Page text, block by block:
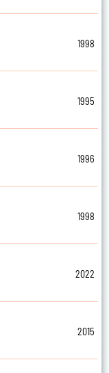
1998
1995
1996
1998
2022
2015